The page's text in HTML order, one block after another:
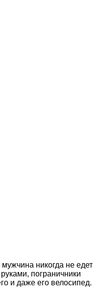
никогда не едет
пограничники
и даже его велосипед.